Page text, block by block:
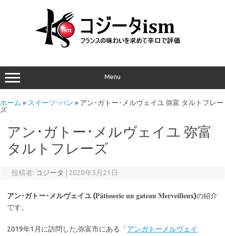
Menu
ホーム » スイーツ･パン » アン･ガトー･メルヴェイユ 弥富 タルトフレー
ズ
アン･ガトー･メルヴェイユ 弥富
タルトフレーズ
投稿者: コジータ 2020年5月21日
アン･ガトー･メルヴェイユ (Pâtisserie un gateau Merveilleux)の紹介
です。
2019年1月に訪問した,弥富市にある「アンガトーメルヴェイ